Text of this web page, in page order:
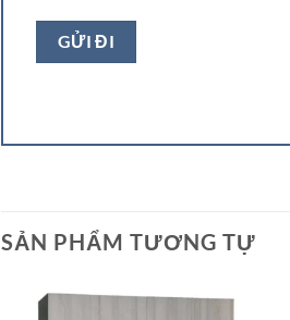
SẢN PHẨM TƯƠNG TỰ